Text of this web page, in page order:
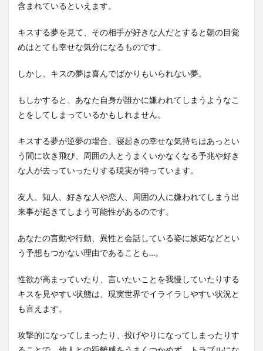
含まれているといえます。
キスする夢を見て、その相手が好きな人だとすると朝の目覚
めはとても幸せな気分になるものです。
しかし、キスの夢は喜んでばかりもいられない夢。
もしかすると、あなた自身が誰かに嫌われてしまうようなこ
とをしてしまっているかもしれません。
キスする夢が逆夢の場合、寝起きの幸せな気持ちはあっとい
う間に吹き飛び、周囲の人とうまくいかなくなる予兆や好き
な人が去っていったりする現実が待っています。
友人、知人、好きな人や恋人、周囲の人に嫌われてしまう出
来事が起きてしまう可能性があるのです。
あなたの言動や行動、異性と会話している姿に嫉妬などとい
う予想もつかない理由であることも…。
性欲が高まっていたり、言いたいことを我慢していたりする
キスを見やすい状態は、現実世界でイライラしやすい状況と
も言えます。
攻撃的になってしまったり、投げやりになってしまったりす